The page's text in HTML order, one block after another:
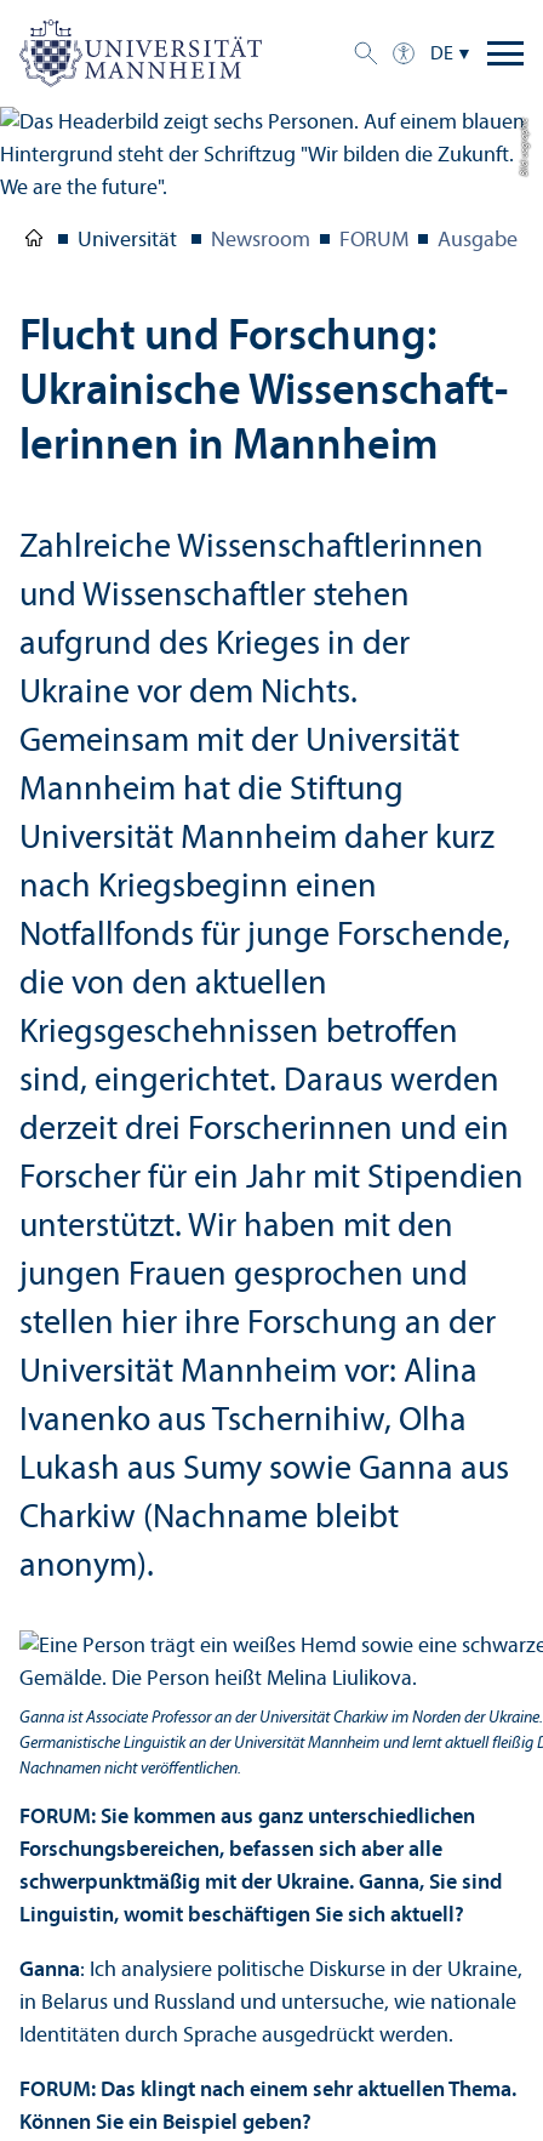
DE
Bild: uc graphic
Universität Newsroom FORUM Ausgabe 1/
Flucht und Forschung:
Ukrainische Wissenschaft­
lerinnen in Mannheim
Zahlreiche Wissenschaft­lerinnen
und Wissenschaft­ler stehen
aufgrund des Krieges in der
Ukraine vor dem Nichts.
Gemeinsam mit der Universität
Mannheim hat die Stiftung
Universität Mannheim daher kurz
nach Kriegsbeginn einen
Notfallfonds für junge Forschende,
die von den aktuellen
Kriegsgeschehnissen betroffen
sind, eingerichtet. Daraus werden
derzeit drei Forscherinnen und ein
Forscher für ein Jahr mit Stipendien
unter­stützt. Wir haben mit den
jungen Frauen gesprochen und
stellen hier ihre Forschung an der
Universität Mannheim vor: Alina
Ivanenko aus Tschernihiw, Olha
Lukash aus Sumy sowie Ganna aus
Charkiw (Nachname bleibt
anonym).
Ganna ist Associate Professor an der Universität Charkiw im Norden der
Germanistische Linguistik an der Universität Mannheim und lernt aktuell fleißig
Nachnamen nicht veröffentlichen.
FORUM: Sie kommen aus ganz unter­schiedlichen
Forschungs­bereichen, befassen sich aber alle
schwerpunktmäßig mit der Ukraine. Ganna, Sie sind
Linguistin, womit beschäftigen Sie sich aktuell?
Ganna: Ich analysiere politische Diskurse in der Ukraine,
in Belarus und Russland und unter­suche, wie nationale
Identitäten durch Sprache ausgedrückt werden.
FORUM: Das klingt nach einem sehr aktuellen Thema.
Können Sie ein Beispiel geben?